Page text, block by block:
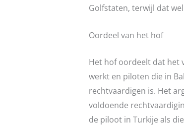
Golfstaten, terwijl dat
Oordeel van het hof
Het hof oordeelt dat het
werkt en piloten die in
rechtvaardigen is. Het
voldoende
de piloot in Turkije als